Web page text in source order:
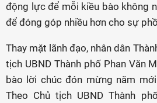
động lực để mỗi kiều bào không
để đóng góp nhiều hơn cho sự
Thay mặt lãnh đạo, nhân dân
tịch UBND Thành phố Phan Văn
bào lời chúc đón mừng năm
Theo Chủ tịch UBND Thành